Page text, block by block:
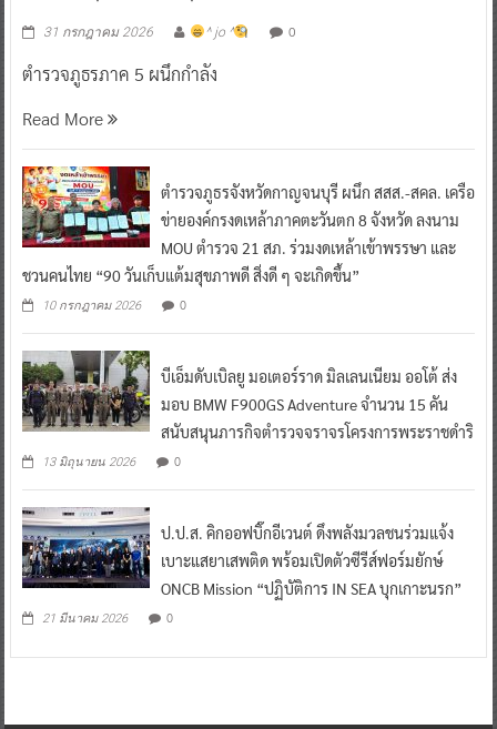
31 กรกฎาคม 2026 ^ jo ^ 0
ตำรวจภูธรภาค 5 ผนึกกำลัง
Read More
ตำรวจภูธรจังหวัดกาญจนบุรี ผนึก สสส.-สคล. เครือ
ข่ายองค์กรงดเหล้าภาคตะวันตก 8 จังหวัด ลงนาม
MOU ตำรวจ 21 สภ. ร่วมงดเหล้าเข้าพรรษา และ
ชวนคนไทย “90 วันเก็บแต้มสุขภาพดี สิ่งดี ๆ จะเกิดขึ้น”
10 กรกฎาคม 2026 0
บีเอ็มดับเบิลยู มอเตอร์ราด มิลเลนเนียม ออโต้ ส่ง
มอบ BMW F900GS Adventure จำนวน 15 คัน
สนับสนุนภารกิจตำรวจจราจรโครงการพระราชดำริ
13 มิถุนายน 2026 0
ป.ป.ส. คิกออฟบิ๊กอีเวนต์ ดึงพลังมวลชนร่วมแจ้ง
เบาะแสยาเสพติด พร้อมเปิดตัวซีรีส์ฟอร์มยักษ์
ONCB Mission “ปฏิบัติการ IN SEA บุกเกาะนรก”
21 มีนาคม 2026 0